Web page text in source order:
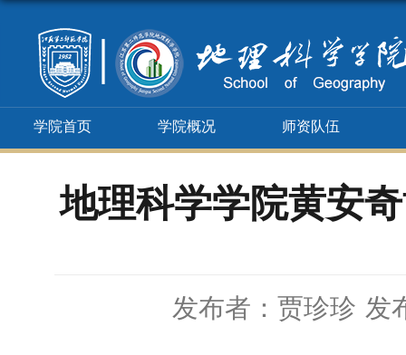
学院首页 学院概况 师资队伍
地理科学学院黄安
发布者：贾珍珍 发